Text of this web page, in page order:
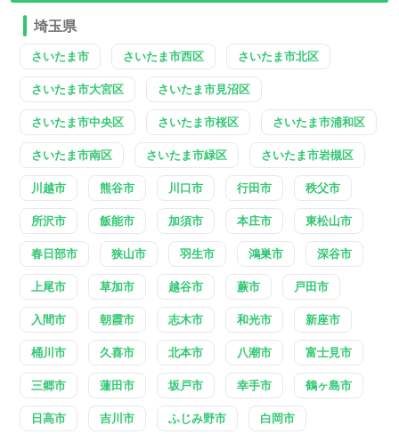
埼玉県
さいたま市 さいたま市西区 さいたま市北区
さいたま市大宮区 さいたま市見沼区
さいたま市中央区 さいたま市桜区 さいたま市浦和区
さいたま市南区 さいたま市緑区 さいたま市岩槻区
川越市 熊谷市 川口市 行田市 秩父市
所沢市 飯能市 加須市 本庄市 東松山市
春日部市 狭山市 羽生市 鴻巣市 深谷市
上尾市 草加市 越谷市 蕨市 戸田市
入間市 朝霞市 志木市 和光市 新座市
桶川市 久喜市 北本市 八潮市 富士見市
三郷市 蓮田市 坂戸市 幸手市 鶴ヶ島市
日高市 吉川市 ふじみ野市 白岡市